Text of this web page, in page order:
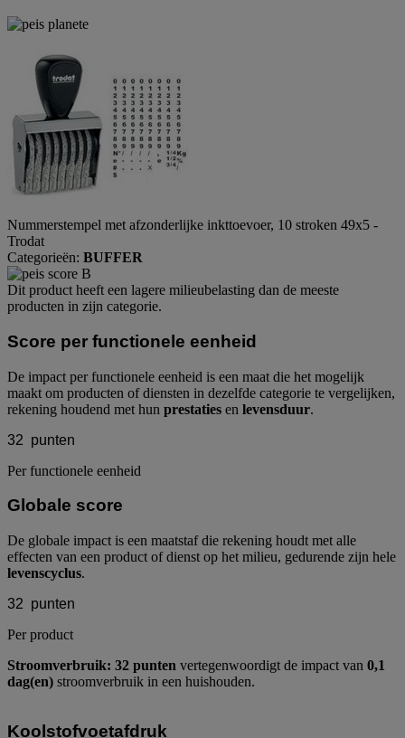
Nummerstempel met afzonderlijke inkttoevoer, 10 stroken 49x5 -
Trodat
Categorieën: BUFFER
Dit product heeft een lagere milieubelasting dan de meeste
producten in zijn categorie.
Score per functionele eenheid
De impact per functionele eenheid is een maat die het mogelijk
maakt om producten of diensten in dezelfde categorie te vergelijken,
rekening houdend met hun prestaties en levensduur.
32 punten
Per functionele eenheid
Globale score
De globale impact is een maatstaf die rekening houdt met alle
effecten van een product of dienst op het milieu, gedurende zijn hele
levenscyclus.
32 punten
Per product
Stroomverbruik: 32 punten vertegenwoordigt de impact van 0,1
dag(en) stroomverbruik in een huishouden.
Koolstofvoetafdruk